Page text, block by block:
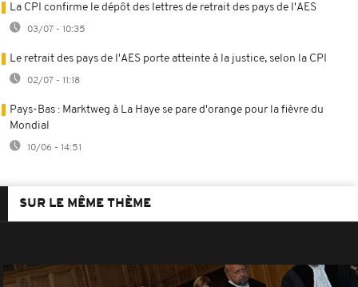
La CPI confirme le dépôt des lettres de retrait des pays de l'AES
03/07 - 10:35
Le retrait des pays de l'AES porte atteinte à la justice, selon la CPI
02/07 - 11:18
Pays-Bas : Marktweg à La Haye se pare d'orange pour la fièvre du
Mondial
10/06 - 14:51
SUR LE MÊME THÈME